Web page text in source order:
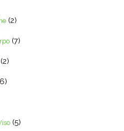
(2)
(7)
(2)
(5)